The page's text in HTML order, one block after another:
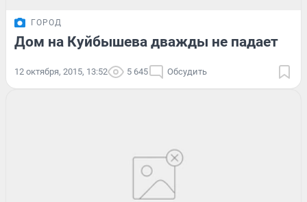
ГОРОД
Дом на Куйбышева дважды не падает
12 октября, 2015, 13:52 5 645 Обсудить